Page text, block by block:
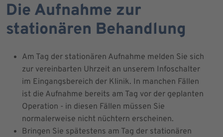
Die Aufnahme zur
stationären Behandlung
Am Tag der stationären Aufnahme melden Sie sich
zur vereinbarten Uhrzeit an unserem Infoschalter
im Eingangsbereich der Klinik. In manchen Fällen
ist die Aufnahme bereits am Tag vor der geplanten
Operation - in diesen Fällen müssen Sie
normalerweise nicht nüchtern erscheinen.
Bringen Sie spätestens am Tag der stationären